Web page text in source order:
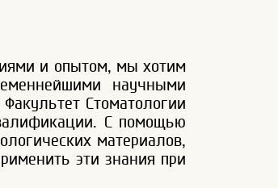
и опытом, мы хотим
научными
Стоматологии
С помощью
материалов,
эти знания при